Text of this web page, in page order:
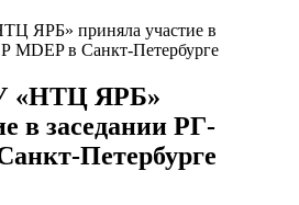
ЯРБ» приняла участие в
MDEP в Санкт-Петербурге
«НТЦ ЯРБ»
в заседании РГ-
Петербурге